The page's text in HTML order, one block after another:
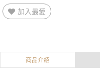
加入最愛
商品介紹